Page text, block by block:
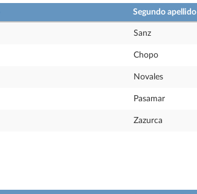
Segundo apellido
Sanz
Chopo
Novales
Pasamar
Zazurca